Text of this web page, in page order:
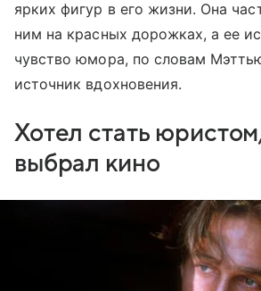
ярких фигур в его жизни. Она
ним на красных дорожках, а ее
чувство юмора, по словам
источник вдохновения.
Хотел стать
выбрал кино